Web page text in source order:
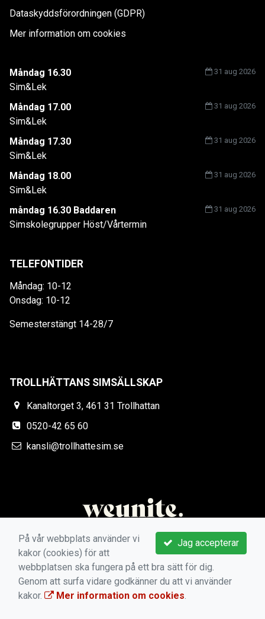
Dataskyddsförordningen (GDPR)
Mer information om cookies
Måndag 16.30 31 aug 2026
Sim&Lek
Måndag 17.00
31 aug 2026
Sim&Lek
Måndag 17.30
31 aug 2026
Sim&Lek
Måndag 18.00
31 aug 2026
Sim&Lek
måndag 16.30 Baddaren
31 aug 2026
Simskolegrupper Höst/Vårtermin
TELEFONTIDER
Måndag: 10-12
Onsdag: 10-12
Semesterstängt 14-28/7
TROLLHÄTTANS SIMSÄLLSKAP
Kanaltorget 3, 461 31 Trollhattan
0520-42 65 60
kansli@trollhattesim.se
Jag accepterar
På vår webbplats använder vi
kakor (cookies) för att
webbplatsen ska fungera på ett bra sätt för dig.
Genom att surfa vidare godkänner du att vi använder
kakor.
Mer information om cookies.